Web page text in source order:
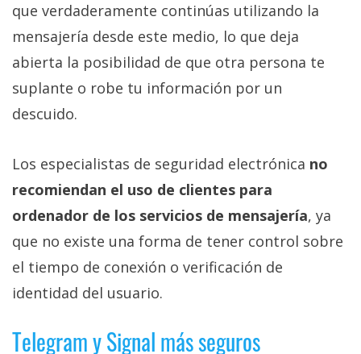
que verdaderamente continúas utilizando la
mensajería desde este medio, lo que deja
abierta la posibilidad de que otra persona te
suplante o robe tu información por un
descuido.
Los especialistas de seguridad electrónica no
recomiendan el uso de clientes para
ordenador de los servicios de mensajería, ya
que no existe una forma de tener control sobre
el tiempo de conexión o verificación de
identidad del usuario.
Telegram y Signal más seguros